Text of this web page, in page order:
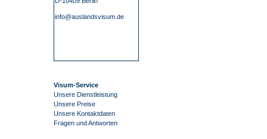
info@auslandsvisum.de
Visum-Service
Unsere Dienstleistung
Unsere Preise
Unsere Kontaktdaten
Fragen und Antworten